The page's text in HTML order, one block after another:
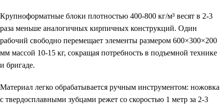
Крупноформатные блоки плотностью 400-800 кг/м³ весят в 2-3
раза меньше аналогичных кирпичных конструкций. Один
рабочий свободно перемещает элементы размером 600×300×200
мм массой 10-15 кг, сокращая потребность в подъемной технике
и бригаде.
Материал легко обрабатывается ручным инструментом: ножовка
с твердосплавными зубцами режет со скоростью 1 метр за 2-3